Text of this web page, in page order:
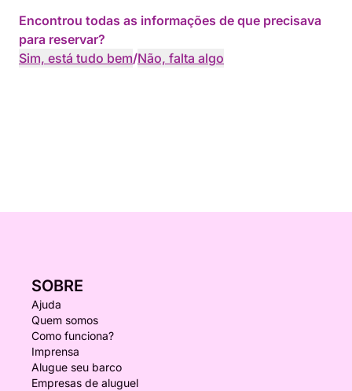
Encontrou todas as informações de que precisava
para reservar?
Sim, está tudo bem/Não, falta algo
SOBRE
Ajuda
Quem somos
Como funciona?
Imprensa
Alugue seu barco
Empresas de aluguel